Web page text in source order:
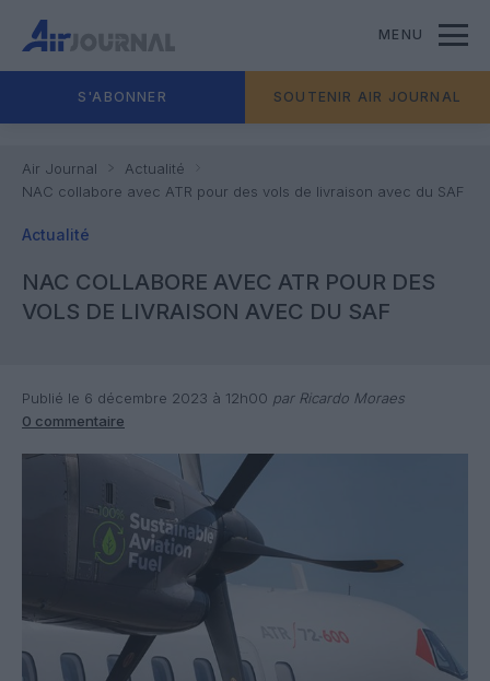
MENU
S'ABONNER SOUTENIR AIR JOURNAL
Air Journal
Actualité
NAC collabore avec ATR pour des vols de livraison avec du SAF
Actualité
NAC COLLABORE AVEC ATR POUR DES
VOLS DE LIVRAISON AVEC DU SAF
Publié le 6 décembre 2023 à 12h00 par Ricardo Moraes
0 commentaire